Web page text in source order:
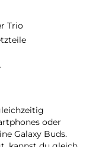
Trio
oder
Galaxy Buds.